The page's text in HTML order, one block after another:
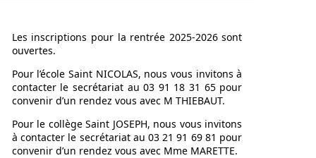
Les inscriptions pour la rentrée 2025-2026 sont
ouvertes.
Pour l’école Saint NICOLAS, nous vous invitons à
contacter le secrétariat au 03 91 18 31 65 pour
convenir d’un rendez vous avec M THIEBAUT.
Pour le collège Saint JOSEPH, nous vous invitons
à contacter le secrétariat au 03 21 91 69 81 pour
convenir d’un rendez vous avec Mme MARETTE.